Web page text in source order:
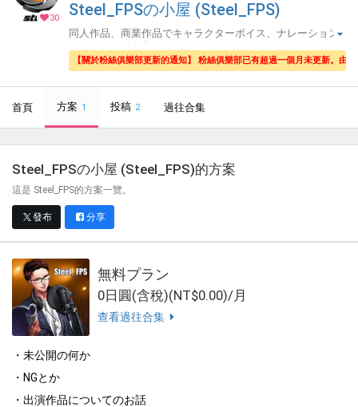
30 Steel_FPSの小屋 (Steel_FPS)
同人作品、商業作品でキャラクターボイス、ナレーション
【關於粉絲俱樂部更新的通知】 粉絲俱樂部已有超過一個月未更新。
首頁 方案 1 投稿 2 過往合集
Steel_FPSの小屋 (Steel_FPS)的方案
這是 Steel_FPS的方案一覽。
發布 分享
無料プラン
0日圓(含稅)(NT$0.00)/月
查看過往合集
・未公開の何か
・NGとか
・出演作品についてのお話